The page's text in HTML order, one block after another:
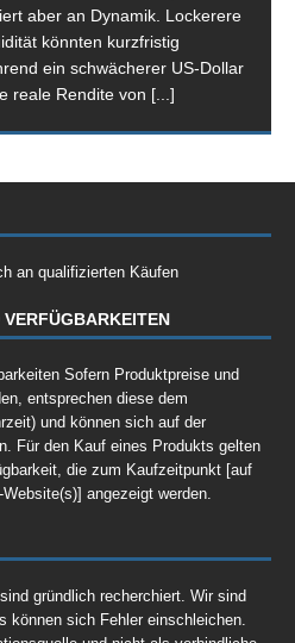
aber an Dynamik. Lockerere
könnten kurzfristig
ein schwächerer US-Dollar
reale Rendite von [...]
an qualifizierten Käufen
VERFÜGBARKEITEN
Sofern Produktpreise und
entsprechen diese dem
und können sich auf der
Für den Kauf eines Produkts gelten
die zum Kaufzeitpunkt [auf
angezeigt werden.
gründlich recherchiert. Wir sind
können sich Fehler einschleichen.